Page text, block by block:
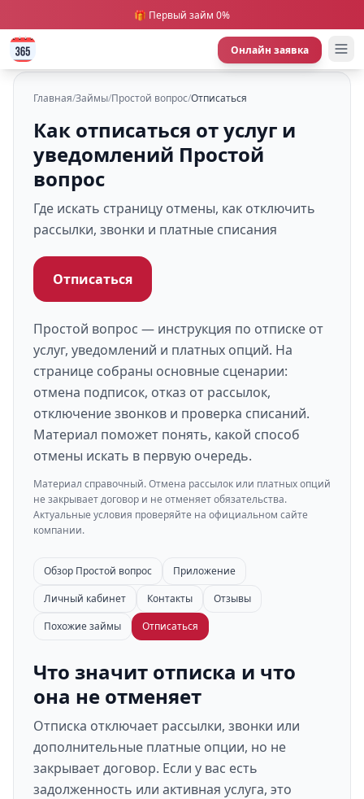
🎁 Первый займ 0%
Онлайн заявка
Главная/Займы/Простой вопрос/Отписаться
Как отписаться от услуг и
уведомлений Простой
вопрос
Где искать страницу отмены, как отключить
рассылки, звонки и платные списания
Отписаться
Простой вопрос — инструкция по отписке от
услуг, уведомлений и платных опций. На
странице собраны основные сценарии:
отмена подписок, отказ от рассылок,
отключение звонков и проверка списаний.
Материал поможет понять, какой способ
отмены искать в первую очередь.
Материал справочный. Отмена рассылок или платных опций
не закрывает договор и не отменяет обязательства.
Актуальные условия проверяйте на официальном сайте
компании.
Обзор Простой вопрос
Приложение
Личный кабинет
Контакты
Отзывы
Похожие займы
Отписаться
Что значит отписка и что
она не отменяет
Отписка отключает рассылки, звонки или
дополнительные платные опции, но не
закрывает договор. Если у вас есть
задолженность или активная услуга, это